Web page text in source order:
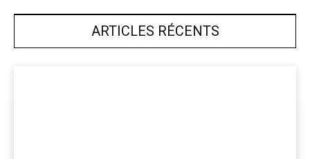
ARTICLES RÉCENTS